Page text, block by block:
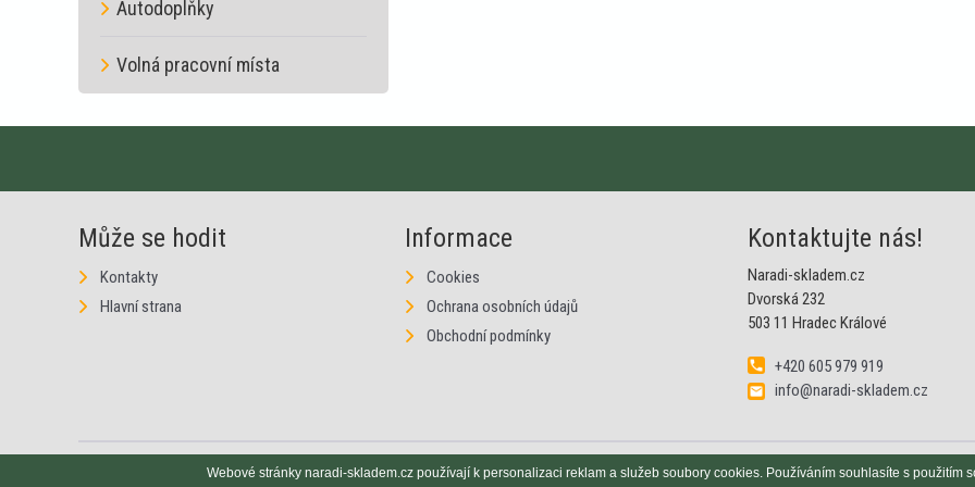
Autodoplňky
Volná pracovní místa
Může se hodit
Kontakty
Hlavní strana
Informace
Cookies
Ochrana osobních údajů
Obchodní podmínky
Kontaktujte nás!
Naradi-skladem.cz
Dvorská 232
503 11 Hradec Králové
+420 605 979 919
info@naradi-skladem.cz
© 2020, naradi-skladem.cz, všechna práva vyhrazena.
Webové stránky naradi-skladem.cz používají k personalizaci reklam a služeb soubory cookies. Používáním souhlasíte s použitím